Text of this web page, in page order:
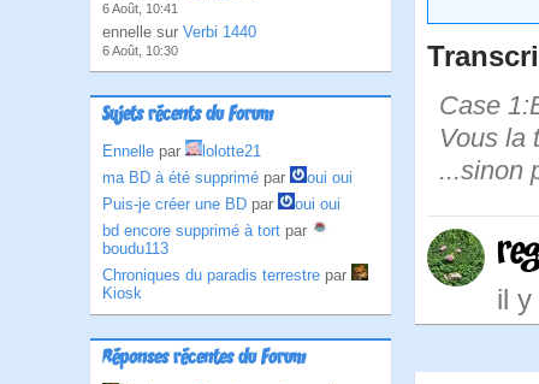
6 Août, 10:41
ennelle sur Verbi 1440
6 Août, 10:30
Sujets récents du Forum
Ennelle par
lolotte21
ma BD à été supprimé par
oui oui
Puis-je créer une BD par
oui oui
bd encore supprimé à tort par
boudu113
Chroniques du paradis terrestre par
Kiosk
Réponses récentes du Forum
Case
Vous la
...sinon
il